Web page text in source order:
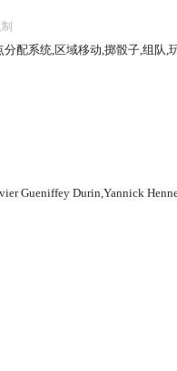
分配系统,区域移动,掷骰子,组队,
Gueniffey Durin,Yannick